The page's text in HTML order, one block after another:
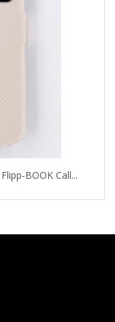
BOOK Call...